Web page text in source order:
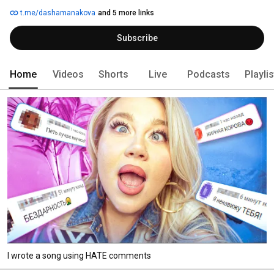
t.me/dashamanakova and 5 more links
Subscribe
Home Videos Shorts Live Podcasts
I wrote a song using HATE comments